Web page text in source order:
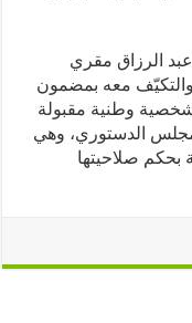
مقري
معه بمضمون
وطنية مقبولة
وهي